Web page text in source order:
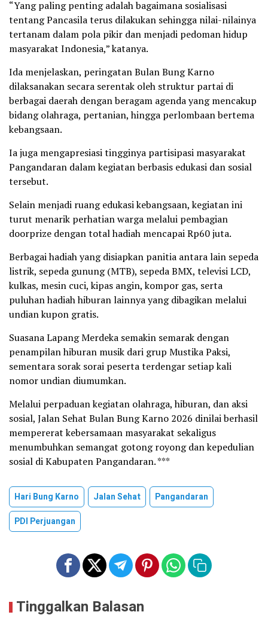
“Yang paling penting adalah bagaimana sosialisasi
tentang Pancasila terus dilakukan sehingga nilai-nilainya
tertanam dalam pola pikir dan menjadi pedoman hidup
masyarakat Indonesia,” katanya.
Ida menjelaskan, peringatan Bulan Bung Karno
dilaksanakan secara serentak oleh struktur partai di
berbagai daerah dengan beragam agenda yang mencakup
bidang olahraga, pertanian, hingga perlombaan bertema
kebangsaan.
Ia juga mengapresiasi tingginya partisipasi masyarakat
Pangandaran dalam kegiatan berbasis edukasi dan sosial
tersebut.
Selain menjadi ruang edukasi kebangsaan, kegiatan ini
turut menarik perhatian warga melalui pembagian
doorprize dengan total hadiah mencapai Rp60 juta.
Berbagai hadiah yang disiapkan panitia antara lain sepeda
listrik, sepeda gunung (MTB), sepeda BMX, televisi LCD,
kulkas, mesin cuci, kipas angin, kompor gas, serta
puluhan hadiah hiburan lainnya yang dibagikan melalui
undian kupon gratis.
Suasana Lapang Merdeka semakin semarak dengan
penampilan hiburan musik dari grup Mustika Paksi,
sementara sorak sorai peserta terdengar setiap kali
nomor undian diumumkan.
Melalui perpaduan kegiatan olahraga, hiburan, dan aksi
sosial, Jalan Sehat Bulan Bung Karno 2026 dinilai berhasil
mempererat kebersamaan masyarakat sekaligus
menumbuhkan semangat gotong royong dan kepedulian
sosial di Kabupaten Pangandaran. ***
Hari Bung Karno Jalan Sehat
Pangandaran
PDI Perjuangan
Tinggalkan Balasan